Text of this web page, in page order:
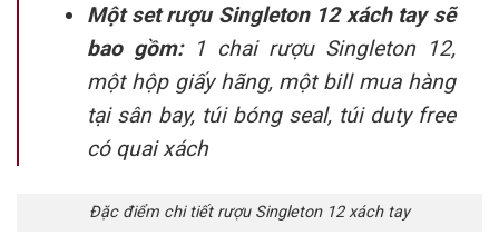
Một set rượu Singleton 12 xách tay sẽ
bao gồm: 1 chai rượu Singleton 12,
một hộp giấy hãng, một bill mua hàng
tại sân bay, túi bóng seal, túi duty free
có quai xách
Đặc điểm chi tiết rượu Singleton 12 xách tay